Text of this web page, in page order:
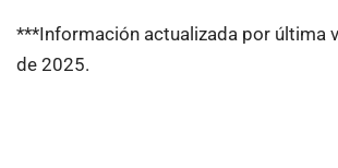
***Información actualizada por última
de 2025.